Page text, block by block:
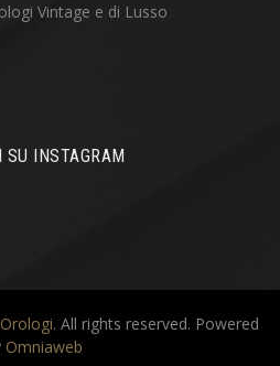
Vintage e di Lusso
SU INSTAGRAM
. All rights reserved. Powered
Omniaweb